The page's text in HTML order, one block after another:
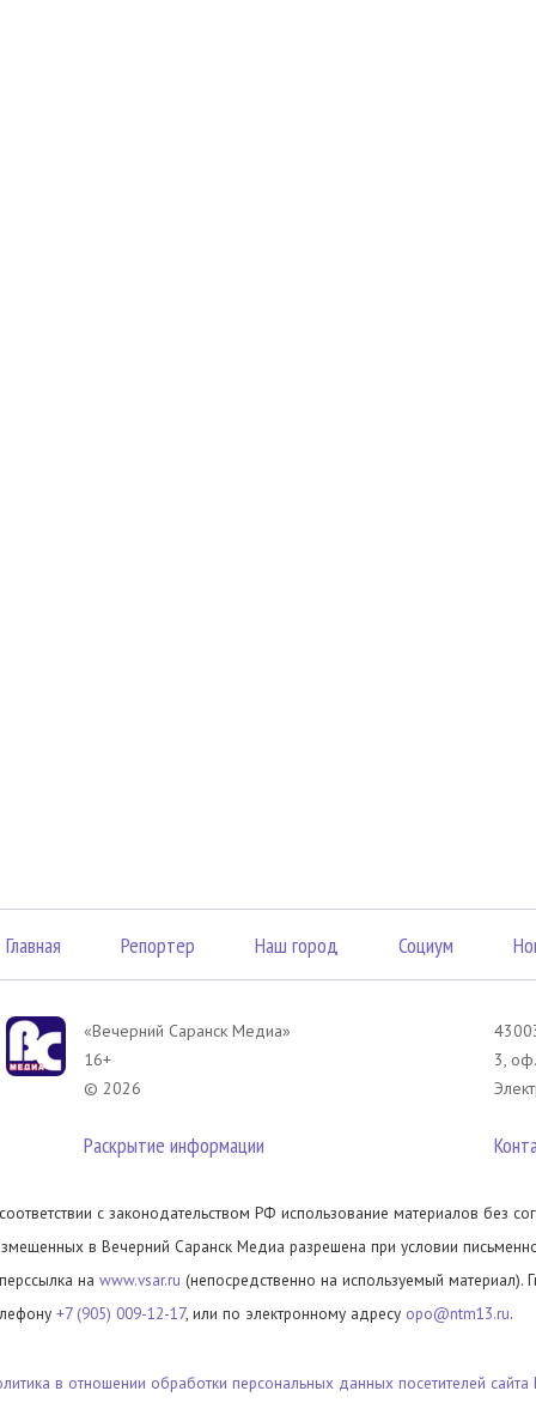
Главная Репортер Наш город Социум
«Вечерний Саранск Mедиа»
16+
© 2026
Раскрытие информации
3,
с законодательством РФ использование материалов без
в Вечерний Саранск Медиа разрешена при условии
на www.vsar.ru (непосредственно на используемый материал).
+7 (905) 009-12-17, или по электронному адресу opo@ntm13.ru.
в отношении обработки персональных данных посетителей